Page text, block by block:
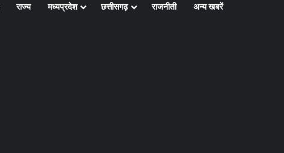
राज्य मध्यप्रदेश छत्तीसगढ़ राजनीती अन्य खबरें